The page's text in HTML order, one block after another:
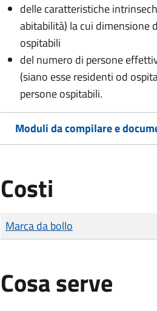
delle caratteristiche
abitabilità) la cui dimensione
ospitabili
del numero di persone
(siano esse residenti od
persone ospitabili.
Moduli da compilare e
Costi
Tipo di pagamento
Importo
Marca da bollo
Cosa serve